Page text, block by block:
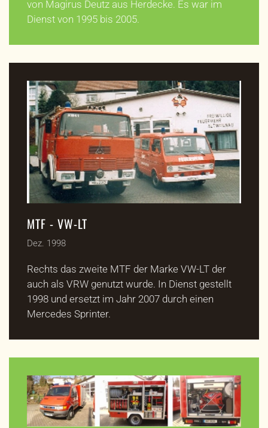
von Magirus Deutz aus Herdecke. Es war im
Dienst von 1995 bis 2005.
MTF - VW-LT
Dez. 1998
Rechts das zweite MTF der Marke VW-LT der
auch als VRW genutzt wurde. In Dienst gestellt
1998 und ersetzt im Jahr 2007 durch einen
Mercedes Sprinter.